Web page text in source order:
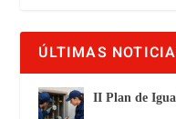
ÚLTIMAS
II Plan de